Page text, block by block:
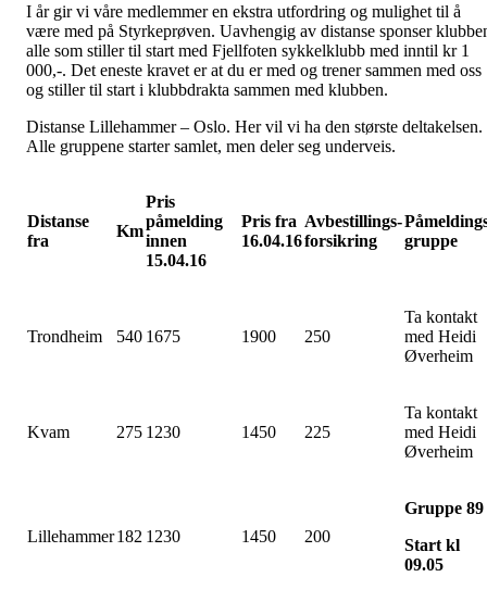
I år gir vi våre medlemmer en ekstra utfordring og mulighet til å
være med på Styrkeprøven. Uavhengig av distanse sponser
alle som stiller til start med Fjellfoten sykkelklubb med inntil kr 1
000,-. Det eneste kravet er at du er med og trener sammen med oss
og stiller til start i klubbdrakta sammen med klubben.
Distanse Lillehammer – Oslo. Her vil vi ha den største deltakelsen.
Alle gruppene starter samlet, men deler seg underveis.
Distanse
fra
Km
Pris
påmelding
innen
15.04.16
Pris fra
16.04.16
Avbestillings-
forsikring
gruppe
Trondheim 540 1675 1900 250
Ta kontakt
med Heidi
Øverheim
Kvam 275 1230 1450 225
Ta kontakt
med Heidi
Øverheim
Lillehammer182 1230 1450 200
Gruppe 89
Start kl
09.05